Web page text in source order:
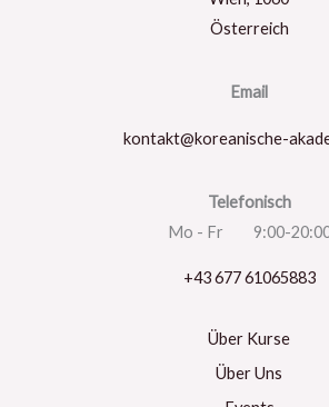
Österreich
Email
kontakt@koreanische-
Telefonisch
Mo - Fr 9:00-
+43 677 61065883
Über Kurse
Über Uns